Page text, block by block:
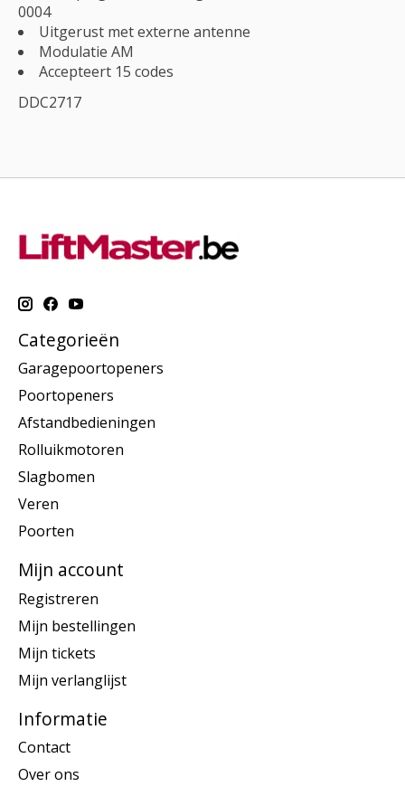
0004
Uitgerust met externe antenne
Modulatie AM
Accepteert 15 codes
DDC2717
Categorieën
Garagepoortopeners
Poortopeners
Afstandbedieningen
Rolluikmotoren
Slagbomen
Veren
Poorten
Mijn account
Registreren
Mijn bestellingen
Mijn tickets
Mijn verlanglijst
Informatie
Contact
Over ons